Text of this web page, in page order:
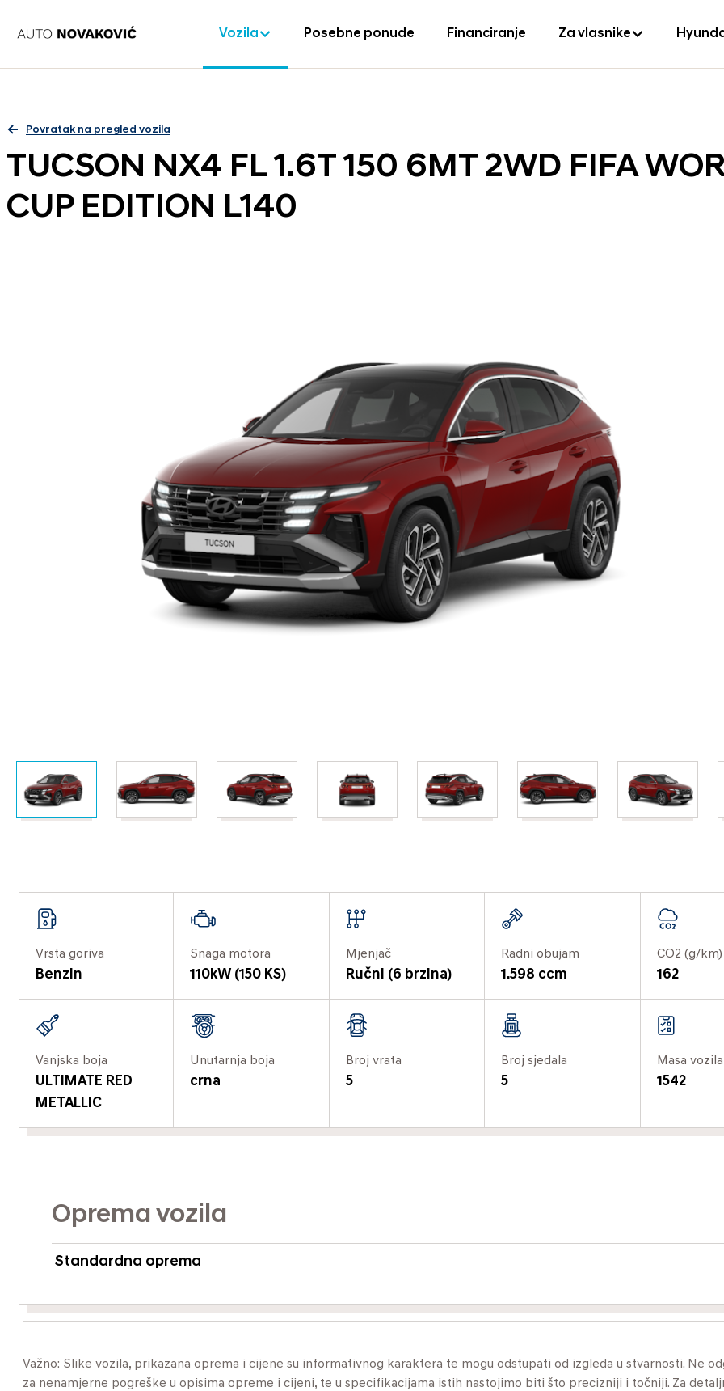
Vozila Posebne ponude Financiranje Za vlasnike
Povratak na pregled vozila
TUCSON NX4 FL 1.6T 150 6MT 2WD FIFA
CUP EDITION L140
Vrsta goriva
Benzin
Snaga motora
110kW (150 KS)
Mjenjač
Ručni (6 brzina)
Radni obujam
1.598 ccm
CO2 (g/km)
162
Vanjska boja
ULTIMATE RED
METALLIC
Unutarnja boja
crna
Broj vrata
5
Broj sjedala
5
Masa
1542
Oprema vozila
Standardna oprema
Važno: Slike vozila, prikazana oprema i cijene su informativnog karaktera te mogu odstupati od izgleda u stvarnosti. Ne
za nenamjerne pogreške u opisima opreme i cijeni, te u specifikacijama istih nastojimo biti što precizniji i točniji. Za